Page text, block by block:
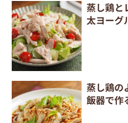
蒸し鶏と
太ヨーグ
蒸し鶏
飯器で作